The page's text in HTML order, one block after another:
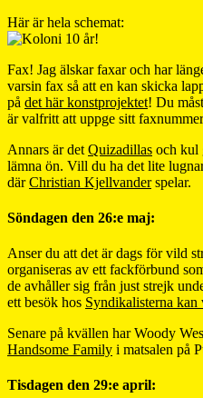
Här är hela schemat:
Fax! Jag älskar faxar och har
varsin fax så att en kan skicka
på det här konstprojektet! Du
är valfritt att uppge sitt
Annars är det Quizadillas och kul
lämna ön. Vill du ha det lite
därChristian Kjellvanderspelar.
Söndagen den 26:e maj:
Anser du att det är dags för vild
organiseras av ett fackförbund
de avhåller sig från just strejk
ett besök hos Syndikalisterna kan
Senare på kvällen har Woody
Handsome Family i matsalen på
Tisdagen den 29:e april: